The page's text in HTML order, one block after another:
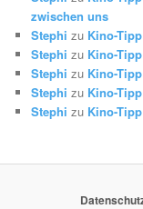
zwischen uns
Stephi zu Kino-
Stephi zu Kino-
Stephi zu Kino-
Stephi zu Kino-
Stephi zu Kino-